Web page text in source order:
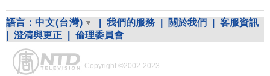
語言： 中文(台灣) 我們的服務 關於我們
客服資訊
澄清與更正 倫理委員會
Copyright ©2002-2023